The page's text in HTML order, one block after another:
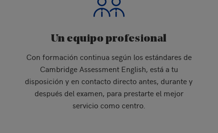
Un equipo profesional
Con formación continua según los estándares de
Cambridge Assessment English, está a tu
disposición y en contacto directo antes, durante y
después del examen, para prestarte el mejor
servicio como centro.